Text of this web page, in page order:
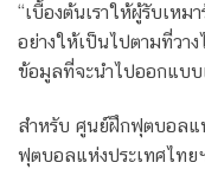
“เบื้องต้นเราให้ผู้รับเห
อย่างให้เป็นไปตามที่วา
ข้อมูลที่จะนำไปออกแบ
สำหรับ ศูนย์ฝึกฟุตบอลแ
ฟุตบอลแห่งประเทศไท